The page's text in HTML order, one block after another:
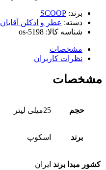
برند: SCOOP
دسته: عطر و ادکلن آقایان
شناسه کالا: os-5198
مشخصات
نظرات کاربران
مشخصات
حجم 25میلی لیتر
برند اسکوپ
کشور مبدا برند ایران